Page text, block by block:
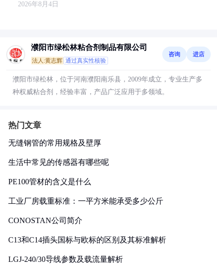
2026年8月4日
濮阳市绿松林粘合剂制品有限公司
法人:黄志辉 通过真实性核验
咨询 进店
濮阳市绿松林，位于河南濮阳南乐县，2009年成立，专业生产多
种权威粘合剂，经验丰富，产品广泛应用于多领域。
热门文章
无缝钢管的常用规格及壁厚
生活中常见的传感器有哪些呢
PE100管材的含义是什么
工业厂房载重标准：一平方米能承受多少公斤
CONOSTAN公司简介
C13和C14插头国标与欧标的区别及其标准解析
LGJ-240/30导线参数及载流量解析